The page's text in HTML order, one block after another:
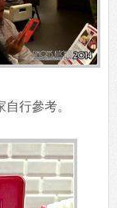
行參考。